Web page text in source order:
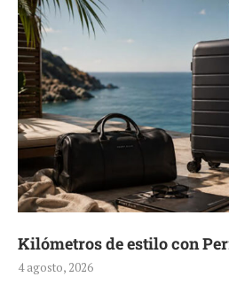
Kilómetros de estilo con
4 agosto, 2026